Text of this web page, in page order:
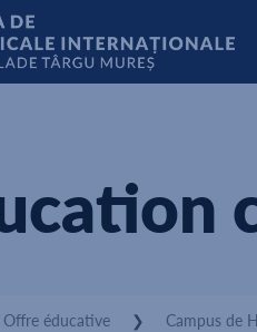
Offre éducative ❯ Campus de